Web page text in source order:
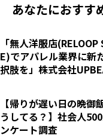
あなたにおすす
「無人洋服店(RELOOP
E)でアパレル業界に新
択肢を」株式会社
チャイズ展開を加速
【帰りが遅い日の晩御
うしてる？】社会人
ンケート調査